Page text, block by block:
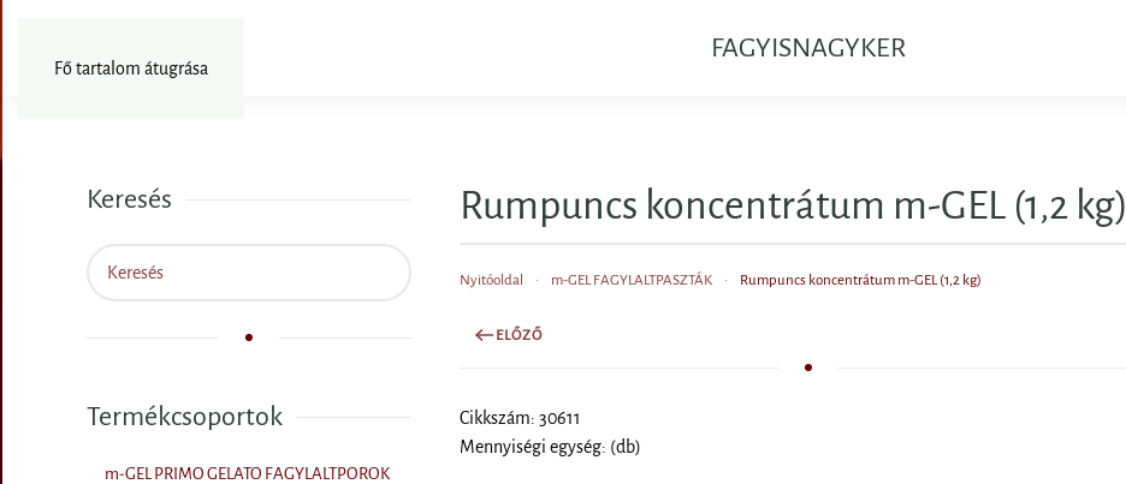
Fő tartalom átugrása
FAGYISNAGYKER
Rumpuncs koncentrátum m-GEL (1,2 kg)
Nyitóoldal m-GEL FAGYLALTPASZTÁK Rumpuncs koncentrátum m-GEL (1,2 kg)
ELŐZŐ
Cikkszám: 30611
Mennyiségi egység: (db)
Keresés
Termékcsoportok
m-GEL PRIMO GELATO FAGYLALTPOROK